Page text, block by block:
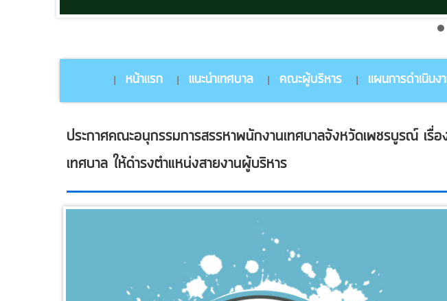
หน้าแรก แนะนำเทศบาล คณะผู้บริหาร แผนการดำเนินง
ประกาศคณะอนุกรรมการสรรหาพนักงานเทศบาลจังหวัดเพชรบูรณ์ เรื่
เทศบาล ให้ดำรงตำแหน่งสายงานผู้บริหาร